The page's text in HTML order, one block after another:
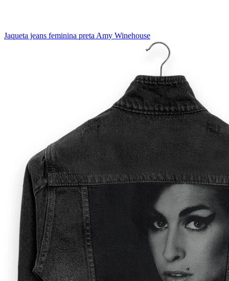
Jaqueta jeans feminina preta Amy Winehouse